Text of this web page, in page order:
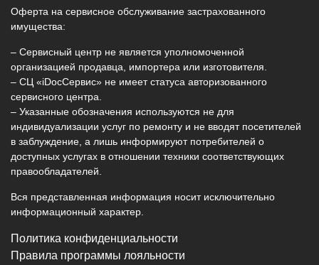
Оферта на сервисное обслуживание застрахованного
имущества:
– Сервисный центр не является уполномоченной
организацией продавца, импортера или изготовителя.
– СЦ «iDocСервис» не имеет статуса авторизованного
сервисного центра.
– Указанные обозначения используются не для
индивидуализации услуг по ремонту и не вводят посетителей
в заблуждение, а лишь информируют потребителей о
доступных услугах в отношении техники соответствующих
правообладателей.
Вся представленная информация носит исключительно
информационный характер.
Политика конфиденциальности
Правила программы лояльности